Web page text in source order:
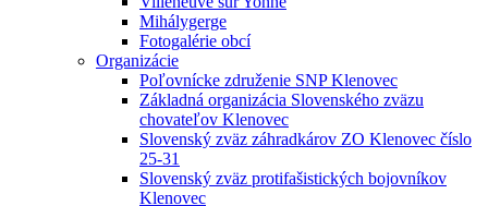
Mihálygerge
Fotogalérie obcí
Organizácie
Poľovnícke združenie SNP Klenovec
Základná organizácia Slovenského zväzu
chovateľov Klenovec
Slovenský zväz záhradkárov ZO Klenovec číslo
25-31
Slovenský zväz protifašistických bojovníkov
Klenovec